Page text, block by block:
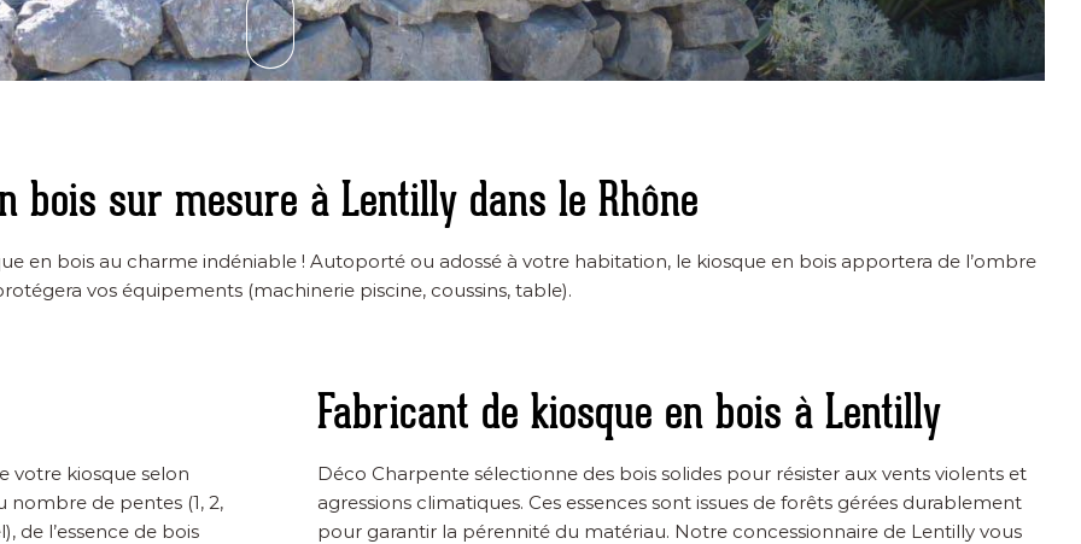
bois sur mesure à Lentilly dans le Rhône
en bois au charme indéniable ! Autoporté ou adossé à votre habitation, le kiosque en bois apportera de l’ombre
vos équipements (machinerie piscine, coussins, table).
votre kiosque selon
nombre de pentes (1, 2,
de l’essence de bois
Fabricant de kiosque en bois à Lentilly
Déco Charpente sélectionne des bois solides pour résister aux vents violents et
agressions climatiques. Ces essences sont issues de forêts gérées durablement
pour garantir la pérennité du matériau. Notre concessionnaire de Lentilly vous